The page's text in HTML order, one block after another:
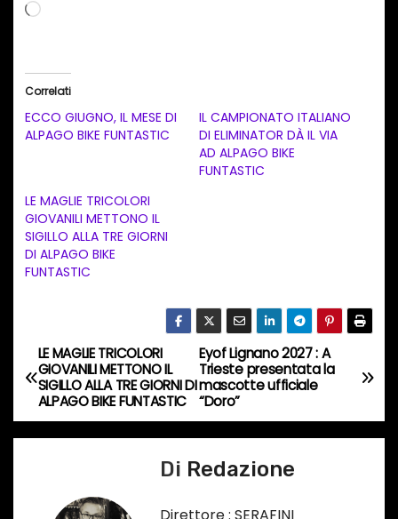
C
a
n
t
o
i
o
r
s
Correlati
ECCO GIUGNO, IL MESE DI
ALPAGO BIKE FUNTASTIC
IL CAMPIONATO ITALIANO
DI ELIMINATOR DÀ IL VIA
AD ALPAGO BIKE
FUNTASTIC
LE MAGLIE TRICOLORI
GIOVANILI METTONO IL
SIGILLO ALLA TRE GIORNI
DI ALPAGO BIKE
FUNTASTIC
N
a
v
Eyof Lignano 2027 : A
Trieste presentata la
mascotte ufficiale
“Doro”
LE MAGLIE TRICOLORI
GIOVANILI METTONO IL
SIGILLO ALLA TRE GIORNI DI
ALPAGO BIKE FUNTASTIC
Di Redazione